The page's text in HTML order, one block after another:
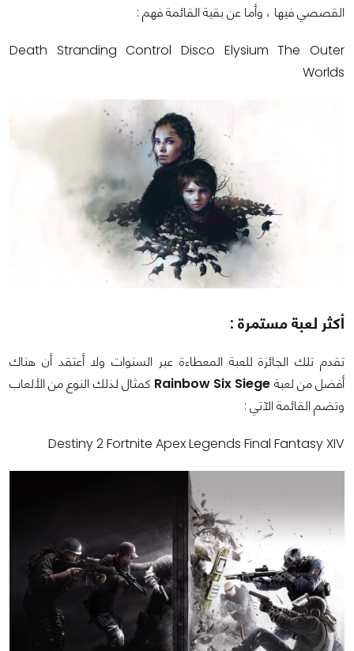
القصصي فيها ، وأما عن بقية القائمة فهم :
Death Stranding Control Disco Elysium The Outer
Worlds
أكثر لعبة مستمرة :
تقدم تلك الجائزة للعبة المعطاءة عبر السنوات ولا أعتقد أن هناك
أفضل من لعبة Rainbow Six Siege كمثال لذلك النوع من الألعاب
وتضم القائمة الآتي :
Destiny 2 Fortnite Apex Legends Final Fantasy XIV